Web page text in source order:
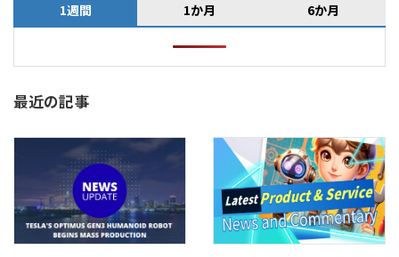
1週間 1か月 6か月
最近の記事